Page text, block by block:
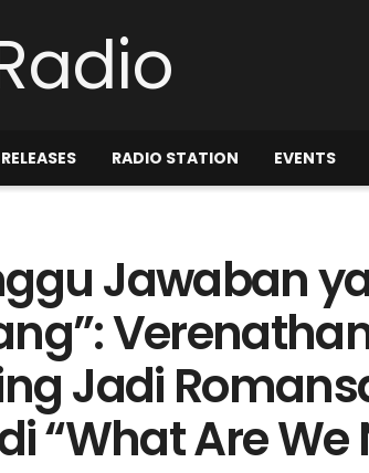
RADIO STATION EVENTS
Jawaban
Jadi
“What Are We